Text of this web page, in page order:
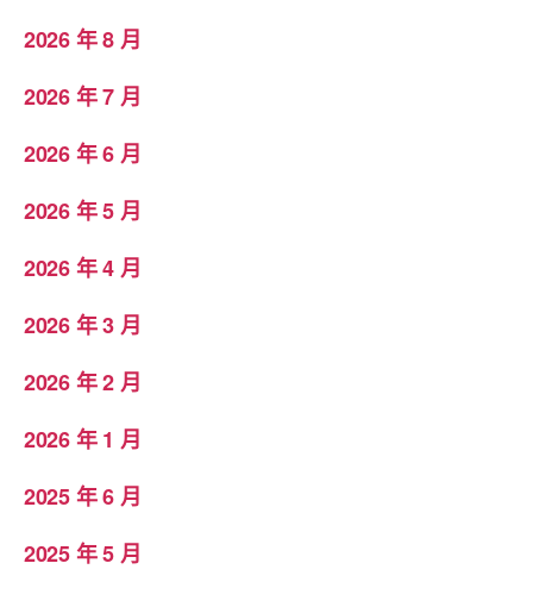
2026 年 8 月
2026 年 7 月
2026 年 6 月
2026 年 5 月
2026 年 4 月
2026 年 3 月
2026 年 2 月
2026 年 1 月
2025 年 6 月
2025 年 5 月